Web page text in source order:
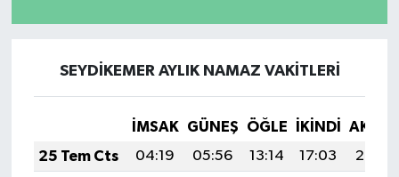
SEYDİKEMER AYLIK NAMAZ VAKITLERI
İMSAK GÜNEŞ ÖĞLE İKINDI
25 Tem Cts
04:19 05:56 13:14 17:03
20:22